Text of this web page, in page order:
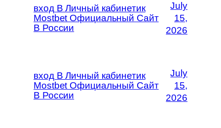
вход В Личный кабинетик
Mostbet Официальный Сайт
В России
July
15,
2026
вход В Личный кабинетик
Mostbet Официальный Сайт
В России
July
15,
2026